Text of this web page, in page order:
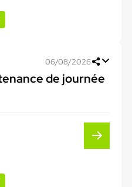
06/08/2026
de journée